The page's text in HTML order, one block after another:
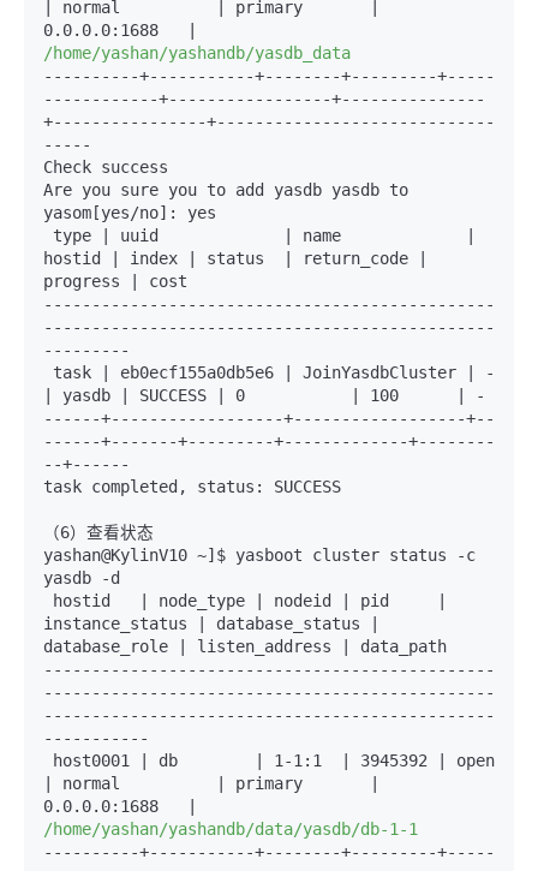
| normal          | primary       |
0.0.0.0:1688
/home/yashan/yashandb/yasdb_data
----------+-----------+--------+---------+-----
------------+-----------------+---------------
+----------------+-----------------------------
-----
Check success
Are you sure you to add yasdb yasdb to
yasom[yes/no]: yes
hostid | index | status  | return_code |
-----------------------------------------------
-----------------------------------------------
---------
------+------------------+------------------+--
------+-------+---------+-------------+--------
--+------
task completed, status: SUCCESS
（6）查看状态
yashan@KylinV10 ~]$ yasboot cluster status -c
yasdb -d
instance_status | database_status |
-----------------------------------------------
-----------------------------------------------
-----------------------------------------------
-----------
host0001 | db        | 1-1 :1
  | 3945392 | open
| normal          | primary       |
0.0.0.0:1688
/home/yashan/yashandb/data/yasdb/db-1-1
----------+-----------+--------+---------+-----